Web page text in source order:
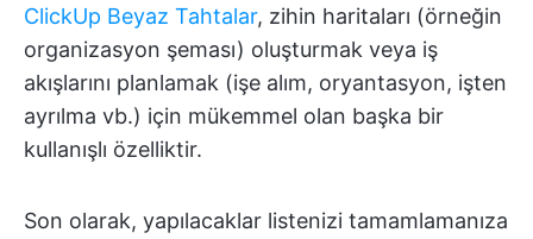
ClickUp Beyaz Tahtalar, zihin haritaları (örneğin
organizasyon şeması) oluşturmak veya iş
akışlarını planlamak (işe alım, oryantasyon, işten
ayrılma vb.) için mükemmel olan başka bir
kullanışlı özelliktir.
Son olarak, yapılacaklar listenizi tamamlamanıza